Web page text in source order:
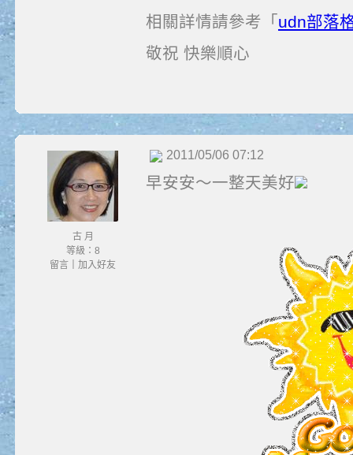
相關詳情請參考「 udn部落
敬祝 快樂順心
古 月
等級：8
留言
加入好友
2011/05/06 07:12
早安安～一整天美好